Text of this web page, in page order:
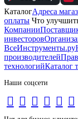
КаталогАдреса
оплаты Что
Компании
инвесторов
ВсеИнструменты.ру
производителей
технологийКаталог
Наши соцсети